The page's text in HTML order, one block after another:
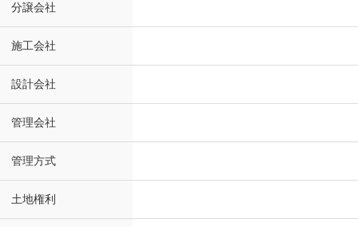
分譲会社
施工会社
設計会社
管理会社
管理方式
土地権利